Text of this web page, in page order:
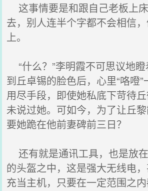
这事情要是和跟自己老板上
去，别人连半个字都不会相信
上。
“什么？”李明霞不可思议地
到丘卓锡的脸色后，心里“咯噔
用尽手段，即使她私底下苛待
未说过她。可如今，为了让丘
要她跪在他前妻碑前三日？
还有就是通讯工具，也是放
的头盔之中，这是强大无线电
充当主机，只要在一定范围之